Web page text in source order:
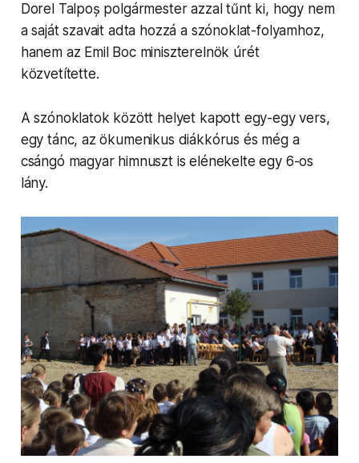
Dorel Talpoș pol­gármester azzal tűnt ki, hogy nem
a saját szavait adta hozzá a szónoklat-folyamhoz,
hanem az Emil Boc min­iszterel­nök úrét
közvetítette.
A szónok­la­tok között helyet kapott egy-egy vers,
egy tánc, az ökumenikus diákkórus és még a
csángó magyar himnuszt is elénekelte egy 6-os
lány.